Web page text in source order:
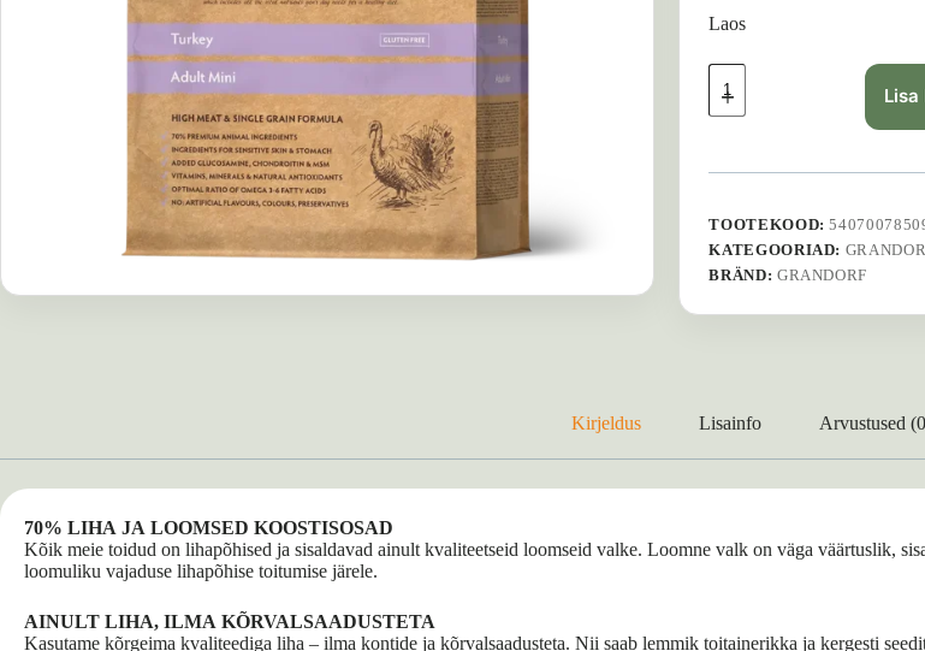
Laos
GRANDORF
Adult
Mini
1
kogus
TOOTEKOOD:
KATEGOORIAD:
BRÄND: GRANDORF
Kirjeldus Lisainfo Arvustused
70% LIHA JA LOOMSED KOOSTISOSAD
Kõik meie toidud on lihapõhised ja sisaldavad ainult kvaliteetseid loomseid valke. Loomne valk on väga väärtuslik,
loomuliku vajaduse lihapõhise toitumise järele.
AINULT LIHA, ILMA KÕRVALSAADUSTETA
Kasutame kõrgeima kvaliteediga liha – ilma kontide ja kõrvalsaadusteta. Nii saab lemmik toitainerikka ja kergesti